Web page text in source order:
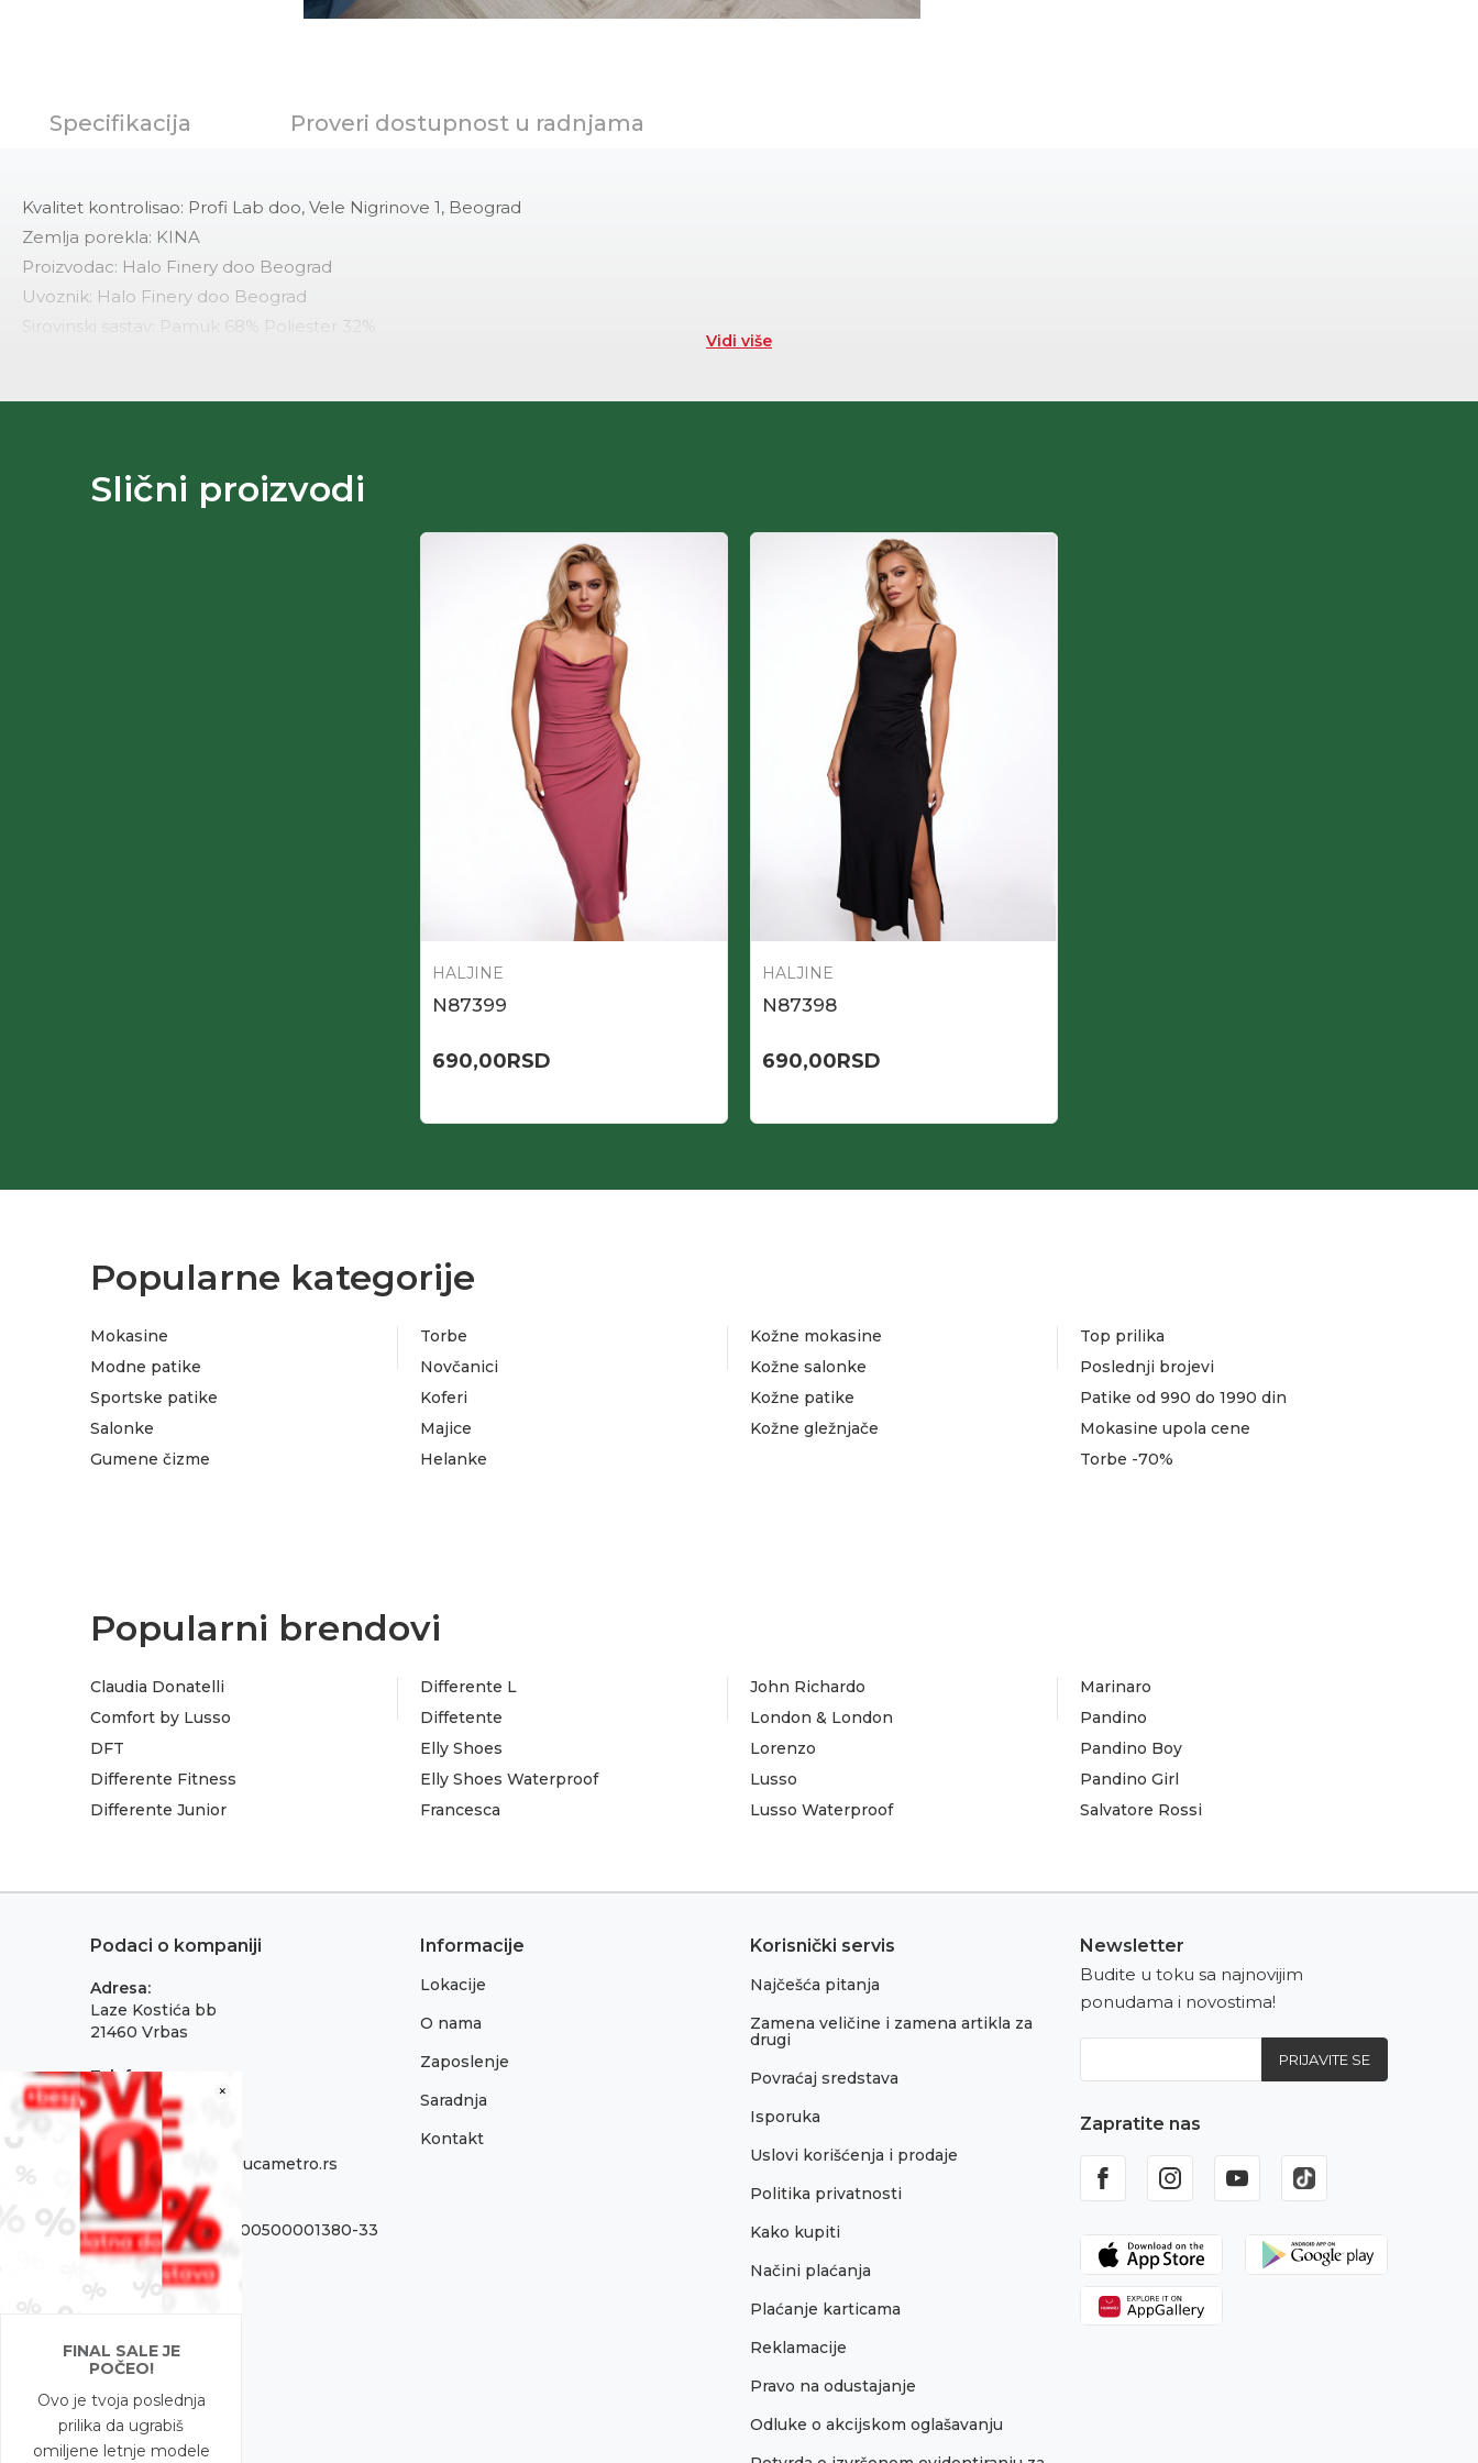
×
FINAL SALE JE
POČEO!
Ovo je tvoja poslednja
prilika da ugrabiš
omiljene letnje modele
Specifikacija Proveri dostupnost u radnjama
Kvalitet kontrolisao: Profi Lab doo, Vele Nigrinove 1, Beograd
Zemlja porekla: KINA
Proizvodac: Halo Finery doo Beograd
Uvoznik: Halo Finery doo Beograd
Sirovinski sastav: Pamuk 68% Poliester 32%
Vidi više
Slični proizvodi
HALJINE
N87399
690,00RSD
HALJINE
N87398
690,00RSD
Popularne kategorije
Mokasine
Modne patike
Sportske patike
Salonke
Gumene čizme
Torbe
Novčanici
Koferi
Majice
Helanke
Kožne mokasine
Kožne salonke
Kožne patike
Kožne gležnjače
Top prilika
Poslednji brojevi
Patike od 990 do 1990 din
Mokasine upola cene
Torbe -70%
Popularni brendovi
Claudia Donatelli
Comfort by Lusso
DFT
Differente Fitness
Differente Junior
Differente L
Diffetente
Elly Shoes
Elly Shoes Waterproof
Francesca
John Richardo
London & London
Lorenzo
Lusso
Lusso Waterproof
Marinaro
Pandino
Pandino Boy
Pandino Girl
Salvatore Rossi
Podaci o kompaniji
Adresa:
Laze Kostića bb
21460 Vrbas
Telefon:
021 795 3001
Email:
onlinepodrska@obucametro.rs
Račun:
OTP Banka 325-9500500001380-33
08698856
Informacije
Lokacije
O nama
Zaposlenje
Saradnja
Kontakt
Korisnički servis
Najčešća pitanja
Zamena veličine i zamena artikla za
drugi
Povraćaj sredstava
Isporuka
Uslovi korišćenja i prodaje
Politika privatnosti
Kako kupiti
Načini plaćanja
Plaćanje karticama
Reklamacije
Pravo na odustajanje
Odluke o akcijskom oglašavanju
Newsletter
Budite u toku sa najnovijim
ponudama i novostima!
PRIJAVITE SE
Zapratite nas